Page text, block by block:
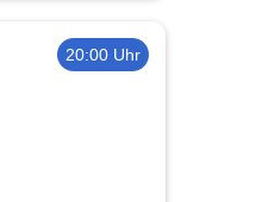
20:00 Uhr